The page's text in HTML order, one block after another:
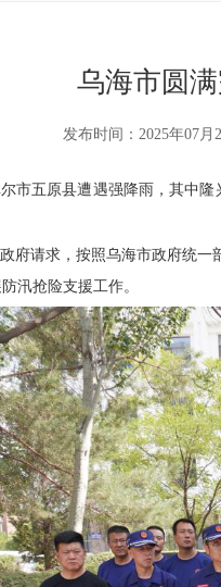
乌海市圆
发布时间：2025年07月
市五原县遭遇强降雨，其中
府请求，按照乌海市政府统
汛抢险支援工作。